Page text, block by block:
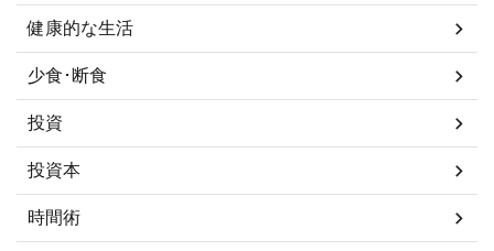
健康的な生活
少食･断食
投資
投資本
時間術